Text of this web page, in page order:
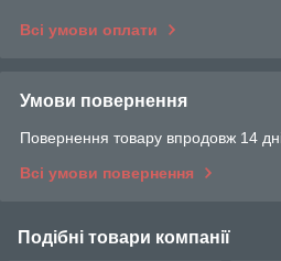
Всі умови оплати
Умови повернення
Повернення товару впродовж 14
Всі умови повернення
Подібні товари компанії